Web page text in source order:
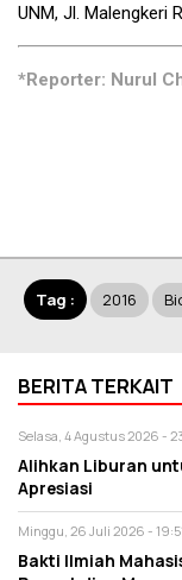
UNM, Jl. Malengkeri
*Reporter: Nurul
Tag : 2016
BERITA TERKAIT
Selasa, 4 Agustus 2026 -
Alihkan Liburan
Apresiasi
Minggu, 26 Juli 2026 -
Bakti Ilmiah